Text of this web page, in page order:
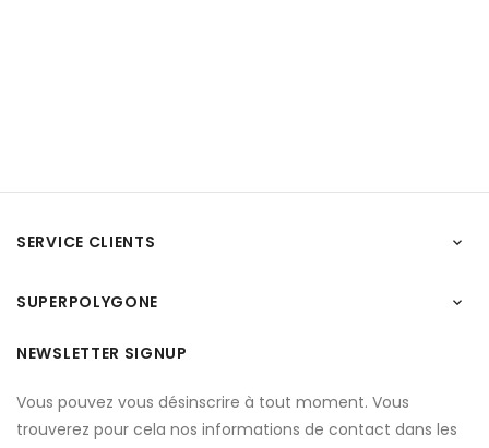
SERVICE CLIENTS 
SUPERPOLYGONE 
NEWSLETTER SIGNUP
Vous pouvez vous désinscrire à tout moment. Vous
trouverez pour cela nos informations de contact dans les